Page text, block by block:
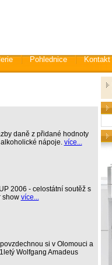
Pohlednice Kontakt
daně z přidané hodnoty
nápoje. více...
2006 - celostátní soutěž s
show více...
si v Olomouci a
Wolfgang Amadeus